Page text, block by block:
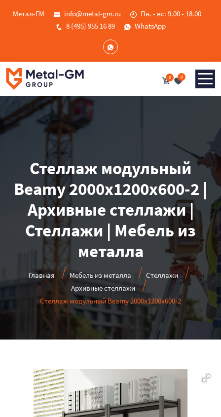
Метал-ГМ info@metal-gm.ru
Пн. - вс: 9.00 - 18.00
8 (495) 955 16 89
WhatsApp
0 0
Стеллаж модульный
Beamy 2000x1200x600-2 |
Архивные стеллажи |
Стеллажи | Мебель из
металла
Главная Мебель из металла
Стеллажи
Архивные стеллажи
Стеллаж модульный Beamy 2000x1200x600-2